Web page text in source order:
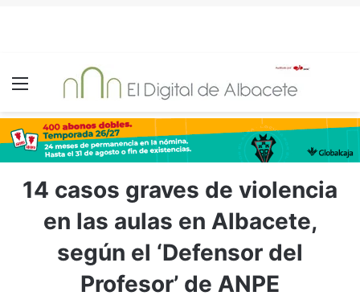
Menú
14 casos graves de violencia
en las aulas en Albacete,
según el ‘Defensor del
Profesor’ de ANPE